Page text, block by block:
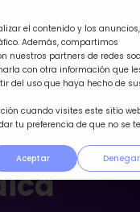
el contenido y los anuncios,
Además, compartimos
nuestros partners de redes
con otra información que
del uso que haya hecho de
cuando visites este sitio
tu preferencia de que no se
Aceptar Denegar